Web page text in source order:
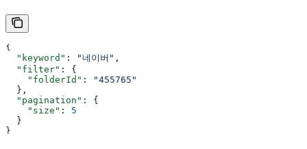
{
  "keyword"
: "네이버" ,
  "filter"
: {
    "folderId"
:
"455765"
  },
  "pagination"
: {
    "size"
: 5
  }
}